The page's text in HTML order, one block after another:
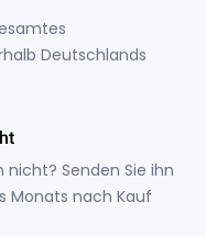
Deutschlands
Senden Sie ihn
Monats nach Kauf